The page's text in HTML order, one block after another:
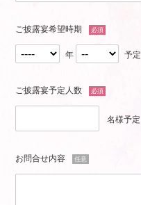
ご披露宴希望時期 必須
年 予定
ご披露宴予定人数 必須
名様予定
お問合せ内容 任意